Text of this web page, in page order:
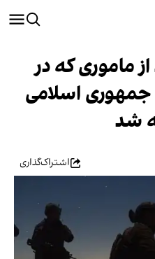
ماموری که در
اسلامی
شد
اشتراک‌گذاری